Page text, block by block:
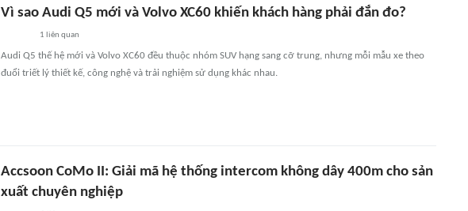
Vì sao Audi Q5 mới và Volvo XC60 khiến khách hàng phải đắn đo?
1 liên quan
Audi Q5 thế hệ mới và Volvo XC60 đều thuộc nhóm SUV hạng sang cỡ trung, nhưng mỗi mẫu xe theo
đuổi triết lý thiết kế, công nghệ và trải nghiệm sử dụng khác nhau.
Accsoon CoMo II: Giải mã hệ thống intercom không dây 400m cho sản
xuất chuyên nghiệp